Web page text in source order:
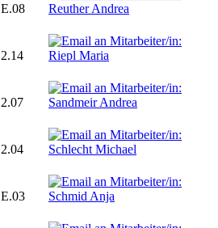
E.08
2.14
2.07
2.04
E.03